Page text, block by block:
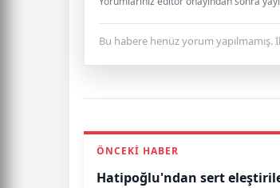
Bu habere henüz yorum yapılmamış.
ÖNCEKI HABER
Hatipoğlu'ndan sert